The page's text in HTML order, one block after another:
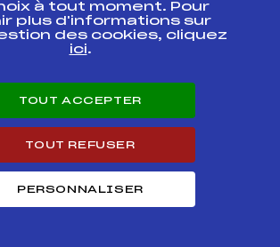
RELAIS
CHAMPIONNATS DE
FRANCE DES CLUBS
FFS
SAMSE NATIONAL
SAMSE NATIONAL
TOUR FFS FINALE
FFS
à tout moment. Pour
plus d'informations sur
des cookies, cliquez
ici.
TOUT ACCEPTER
TOUT REFUSER
PERSONNALISER